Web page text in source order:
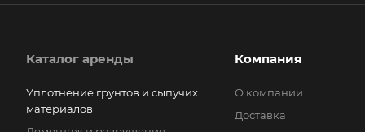
Каталог аренды
Уплотнение грунтов и сыпучих
материалов
Компания
О компании
Доставка